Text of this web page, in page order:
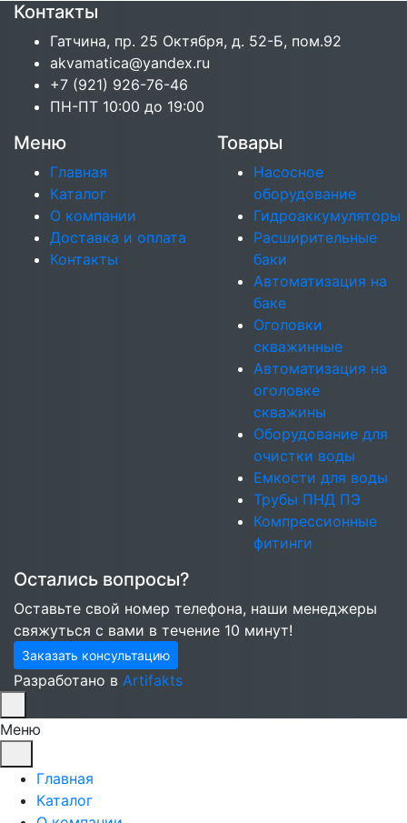
Контакты
Гатчина, пр. 25 Октября, д. 52-Б, пом.92
akvamatica@yandex.ru
+7 (921) 926-76-46
ПН-ПТ 10:00 до 19:00
Меню
Главная
Каталог
О компании
Доставка и оплата
Контакты
Товары
Насосное
оборудование
Гидроаккумуляторы
Расширительные
баки
Автоматизация на
баке
Оголовки
скважинные
Автоматизация на
оголовке
скважины
Оборудование для
очистки воды
Емкости для воды
Трубы ПНД ПЭ
Компрессионные
фитинги
Остались вопросы?
Оставьте свой номер телефона, наши менеджеры
свяжуться с вами в течение 10 минут!
Заказать консультацию
Разработано в Artifakts
Меню
Главная
Каталог